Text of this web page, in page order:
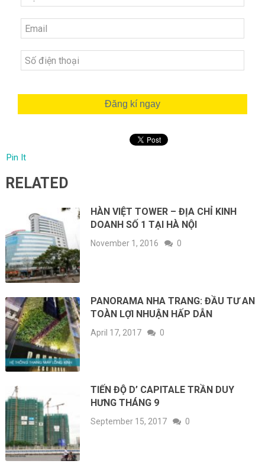
Đăng kí ngay
Pin It
RELATED
HÀN VIỆT TOWER – ĐỊA CHỈ KINH
DOANH SỐ 1 TẠI HÀ NỘI
November 1, 2016 0
PANORAMA NHA TRANG: ĐẦU TƯ AN
TOÀN LỢI NHUẬN HẤP DẪN
April 17, 2017 0
TIẾN ĐỘ D’ CAPITALE TRẦN DUY
HƯNG THÁNG 9
September 15, 2017 0